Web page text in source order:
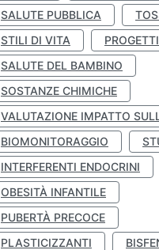
SALUTE PUBBLICA
STILI DI VITA
SALUTE DEL BAMBINO
SOSTANZE CHIMICHE
VALUTAZIONE IMPATTO
BIOMONITORAGGIO
INTERFERENTI ENDOCRINI
OBESITÀ INFANTILE
PUBERTÀ PRECOCE
PLASTICIZZANTI